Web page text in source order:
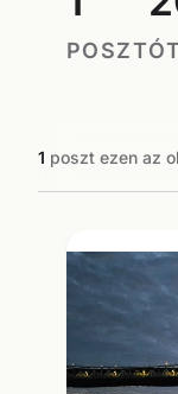
POSZT
1 poszt ezen az